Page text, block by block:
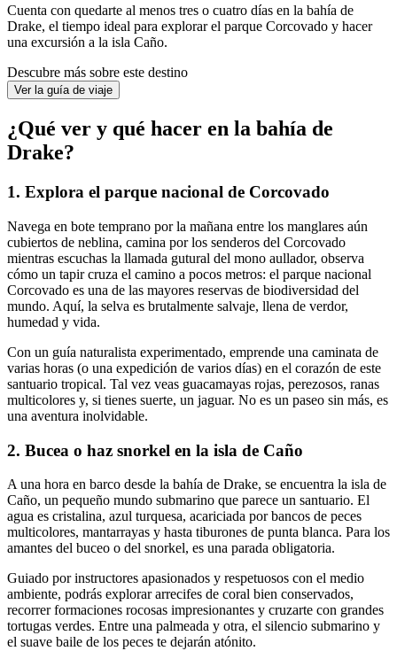
Cuenta con quedarte al menos tres o cuatro días en la bahía de
Drake, el tiempo ideal para explorar el parque Corcovado y hacer
una excursión a la isla Caño.
Descubre más sobre este destino
Ver la guía de viaje
¿Qué ver y qué hacer en la bahía de
Drake?
1. Explora el parque nacional de Corcovado
Navega en bote temprano por la mañana entre los manglares aún
cubiertos de neblina, camina por los senderos del Corcovado
mientras escuchas la llamada gutural del mono aullador, observa
cómo un tapir cruza el camino a pocos metros: el parque nacional
Corcovado es una de las mayores reservas de biodiversidad del
mundo. Aquí, la selva es brutalmente salvaje, llena de verdor,
humedad y vida.
Con un guía naturalista experimentado, emprende una caminata de
varias horas (o una expedición de varios días) en el corazón de este
santuario tropical. Tal vez veas guacamayas rojas, perezosos, ranas
multicolores y, si tienes suerte, un jaguar. No es un paseo sin más, es
una aventura inolvidable.
2. Bucea o haz snorkel en la isla de Caño
A una hora en barco desde la bahía de Drake, se encuentra la isla de
Caño, un pequeño mundo submarino que parece un santuario. El
agua es cristalina, azul turquesa, acariciada por bancos de peces
multicolores, mantarrayas y hasta tiburones de punta blanca. Para los
amantes del buceo o del snorkel, es una parada obligatoria.
Guiado por instructores apasionados y respetuosos con el medio
ambiente, podrás explorar arrecifes de coral bien conservados,
recorrer formaciones rocosas impresionantes y cruzarte con grandes
tortugas verdes. Entre una palmeada y otra, el silencio submarino y
el suave baile de los peces te dejarán atónito.